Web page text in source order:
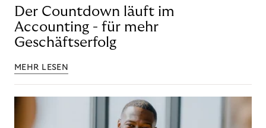
Der Countdown läuft im
Accounting - für mehr
Geschäftserfolg
MEHR LESEN